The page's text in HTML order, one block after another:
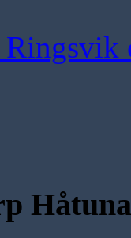
Ringsvik
Håtuna